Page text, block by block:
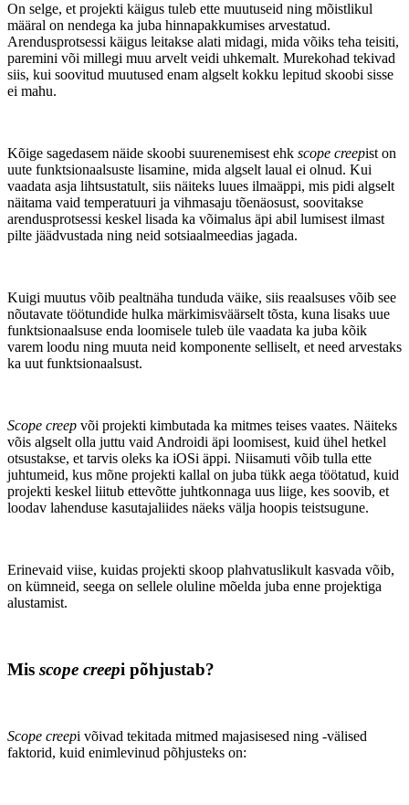
On selge, et projekti käigus tuleb ette muutuseid ning mõistlikul
määral on nendega ka juba hinnapakkumises arvestatud.
Arendusprotsessi käigus leitakse alati midagi, mida võiks teha teisiti,
paremini või millegi muu arvelt veidi uhkemalt. Murekohad tekivad
siis, kui soovitud muutused enam algselt kokku lepitud skoobi sisse
ei mahu.
Kõige sagedasem näide skoobi suurenemisest ehk scope creepist on
uute funktsionaalsuste lisamine, mida algselt laual ei olnud. Kui
vaadata asja lihtsustatult, siis näiteks luues ilmaäppi, mis pidi algselt
näitama vaid temperatuuri ja vihmasaju tõenäosust, soovitakse
arendusprotsessi keskel lisada ka võimalus äpi abil lumisest ilmast
pilte jäädvustada ning neid sotsiaalmeedias jagada.
Kuigi muutus võib pealtnäha tunduda väike, siis reaalsuses võib see
nõutavate töötundide hulka märkimisväärselt tõsta, kuna lisaks uue
funktsionaalsuse enda loomisele tuleb üle vaadata ka juba kõik
varem loodu ning muuta neid komponente selliselt, et need arvestaks
ka uut funktsionaalsust.
Scope creep või projekti kimbutada ka mitmes teises vaates. Näiteks
võis algselt olla juttu vaid Androidi äpi loomisest, kuid ühel hetkel
otsustakse, et tarvis oleks ka iOSi äppi. Niisamuti võib tulla ette
juhtumeid, kus mõne projekti kallal on juba tükk aega töötatud, kuid
projekti keskel liitub ettevõtte juhtkonnaga uus liige, kes soovib, et
loodav lahenduse kasutajaliides näeks välja hoopis teistsugune.
Erinevaid viise, kuidas projekti skoop plahvatuslikult kasvada võib,
on kümneid, seega on sellele oluline mõelda juba enne projektiga
alustamist.
Mis scope creepi põhjustab?
Scope creepi võivad tekitada mitmed majasisesed ning -välised
faktorid, kuid enimlevinud põhjusteks on: